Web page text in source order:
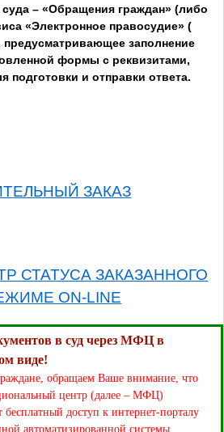
– «Обращения граждан» (либо
«Электронное правосудие» (
заполнение
формы с реквизитами,
подготовки и отправки ответа.
ЗАКАЗ
СТАТУСА ЗАКАЗАННОГО
ON-LINE
в суд через МФЦ в
виде!
обращаем Ваше внимание, что
центр (далее – МФЦ)
бесплатный доступ к интернет-порталу
автоматизированной системы